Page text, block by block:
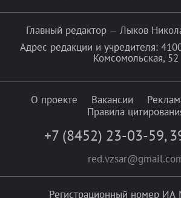
Главный редактор — Лыков
Адрес редакции и учредителя:
Комсомольская, 52
О проекте Вакансии
Правила
+7 (8452) 23-03-59,
Регистрационный номер